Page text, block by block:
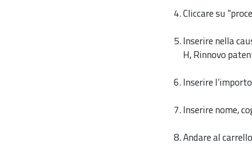
Cliccare su
Inserire nella
H, Rinnovo
Inserire
Inserire nome,
Andare al